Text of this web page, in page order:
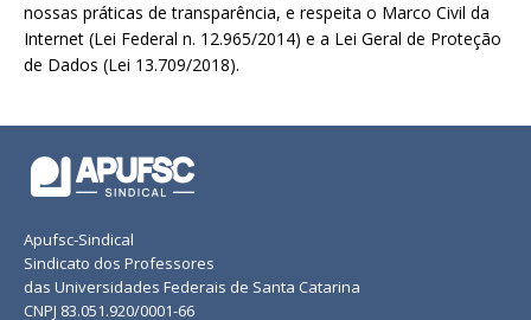
nossas práticas de transparência, e respeita o Marco Civil da
Internet (Lei Federal n. 12.965/2014) e a Lei Geral de Proteção
de Dados (Lei 13.709/2018).
Apufsc-Sindical
Sindicato dos Professores
das Universidades Federais de Santa Catarina
CNPJ 83.051.920/0001-66